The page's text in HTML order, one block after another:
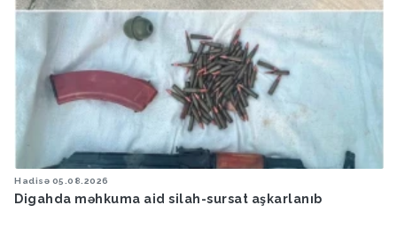
Hadisə 05.08.2026
Digahda məhkuma aid silah-sursat aşkarlanıb